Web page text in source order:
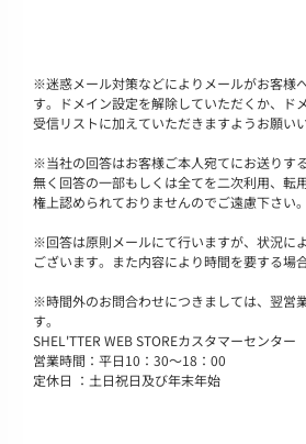
※迷惑メール対策などによりメールがお客様
す。ドメイン設定を解除していただくか、ド
受信リストに加えていただきますようお願い
※当社の回答はお客様ご本人宛てにお送りす
無く回答の一部もしくは全てを二次利用、転
権上認められておりませんのでご遠慮下さい。
※回答は原則メールにて行いますが、状況に
ございます。また内容により時間を要する場
※時間外のお問合わせにつきましては、翌営
す。
SHEL'TTER WEB STOREカスタマーセンター
営業時間：平日10：30～18：00
定休日 ：土日祝日及び年末年始